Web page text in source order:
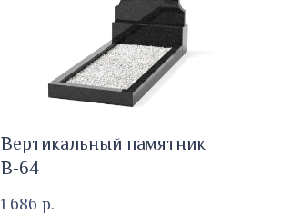
Вертикальный памятник
В-64
1 686 р.